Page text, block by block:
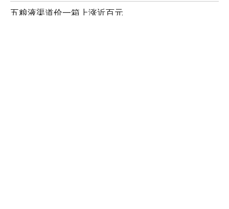
五粮液渠道价一箱上涨近百元